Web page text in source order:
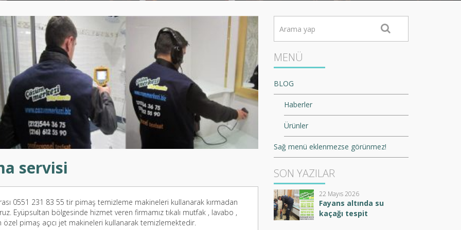
servisi
0551 231 83 55 tir pimaş temizleme makineleri kullanarak kırmadan
Eyüpsultan bölgesinde hizmet veren firmamız tıkalı mutfak , lavabo ,
pimaş açıcı jet makineleri kullanarak temizlemektedir.
MENÜ
BLOG
Haberler
Ürünler
Sağ menü eklenmezse görünmez!
SON YAZILAR
22 Mayıs 2026
Fayans altında su
kaçağı tespit